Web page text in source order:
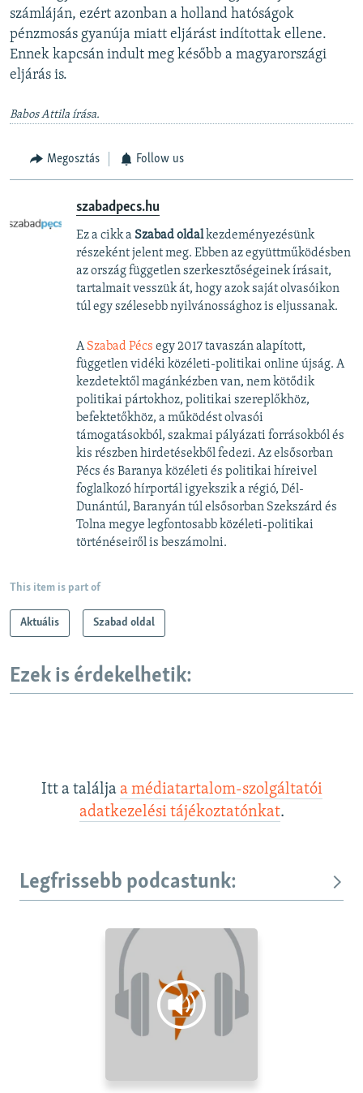
számláján, ezért azonban a holland hatóságok
pénzmosás gyanúja miatt eljárást indítottak ellene.
Ennek kapcsán indult meg később a magyarországi
eljárás is.
Babos Attila írása.
Megosztás Follow us
szabadpecs.hu
Ez a cikk a Szabad oldalkezdeményezésünk
részeként jelent meg. Ebben az együttműködésben
az ország független szerkesztőségeinek írásait,
tartalmait vesszük át, hogy azok saját olvasóikon
túl egy szélesebb nyilvánossághoz is eljussanak.
ASzabad Pécs egy 2017 tavaszán alapított,
független vidéki közéleti-politikai online újság. A
kezdetektől magánkézben van, nem kötődik
politikai pártokhoz, politikai szereplőkhöz,
befektetőkhöz, a működést olvasói
támogatásokból, szakmai pályázati forrásokból és
kis részben hirdetésekből fedezi. Az elsősorban
Pécs és Baranya közéleti és politikai híreivel
foglalkozó hírportál igyekszik a régió, Dél-
Dunántúl, Baranyán túl elsősorban Szekszárd és
Tolna megye legfontosabb közéleti-politikai
történéseiről is beszámolni.
This item is part of
Aktuális Szabad oldal
Ezek is érdekelhetik:
Itt a találja a médiatartalom-szolgáltatói
adatkezelési tájékoztatónkat.
Legfrissebb podcastunk: